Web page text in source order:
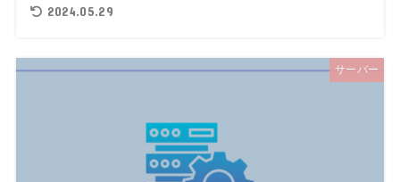
2024.05.29
サーバー